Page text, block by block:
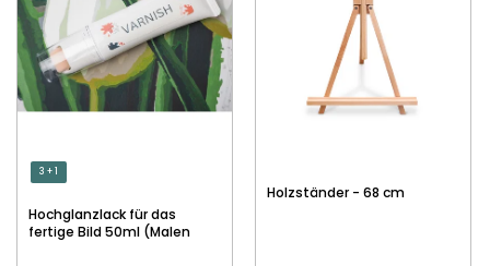
3 + 1
Hochglanzlack für das
fertige Bild 50ml (Malen
Holzständer - 68 cm